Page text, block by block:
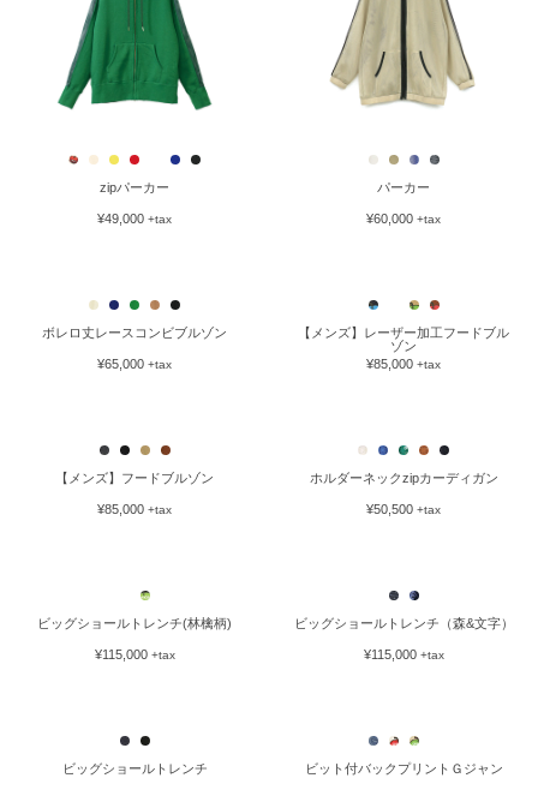
zipパーカー
¥49,000 +tax
パーカー
¥60,000 +tax
ボレロ丈レースコンビブルゾン
¥65,000 +tax
【メンズ】レーザー加工フードブル
ゾン
¥85,000 +tax
【メンズ】フードブルゾン
¥85,000 +tax
ホルダーネックzipカーディガン
¥50,500 +tax
ビッグショールトレンチ(林檎柄)
¥115,000+tax
ビッグショールトレンチ（森&文字）
¥115,000+tax
ビッグショールトレンチ ビット付バックプリントＧジャン